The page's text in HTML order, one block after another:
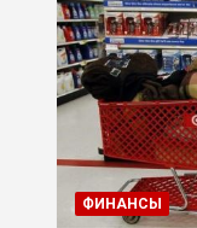
ФИНАНСЫ